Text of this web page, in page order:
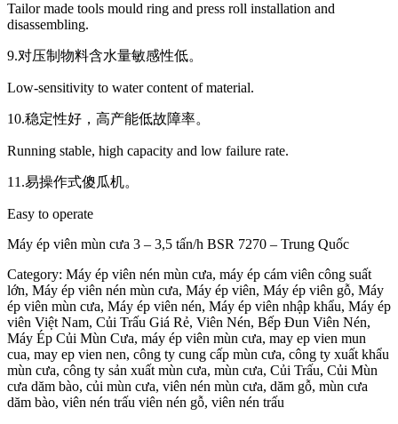
Tailor made tools mould ring and press roll installation and
disassembling.
9.对压制物料含水量敏感性低。
Low-sensitivity to water content of material.
10.稳定性好，高产能低故障率。
Running stable, high capacity and low failure rate.
11.易操作式傻瓜机。
Easy to operate
Máy ép viên mùn cưa 3 – 3,5 tấn/h BSR 7270 – Trung Quốc
Category: Máy ép viên nén mùn cưa, máy ép cám viên công suất
lớn, Máy ép viên nén mùn cưa, Máy ép viên, Máy ép viên gỗ, Máy
ép viên mùn cưa, Máy ép viên nén, Máy ép viên nhập khẩu, Máy ép
viên Việt Nam, Củi Trấu Giá Rẻ, Viên Nén, Bếp Đun Viên Nén,
Máy Ép Củi Mùn Cưa, máy ép viên mùn cưa, may ep vien mun
cua, may ep vien nen, công ty cung cấp mùn cưa, công ty xuất khẩu
mùn cưa, công ty sản xuất mùn cưa, mùn cưa, Củi Trấu, Củi Mùn
cưa dăm bào, củi mùn cưa, viên nén mùn cưa, dăm gỗ, mùn cưa
dăm bào, viên nén trấu viên nén gỗ, viên nén trấu